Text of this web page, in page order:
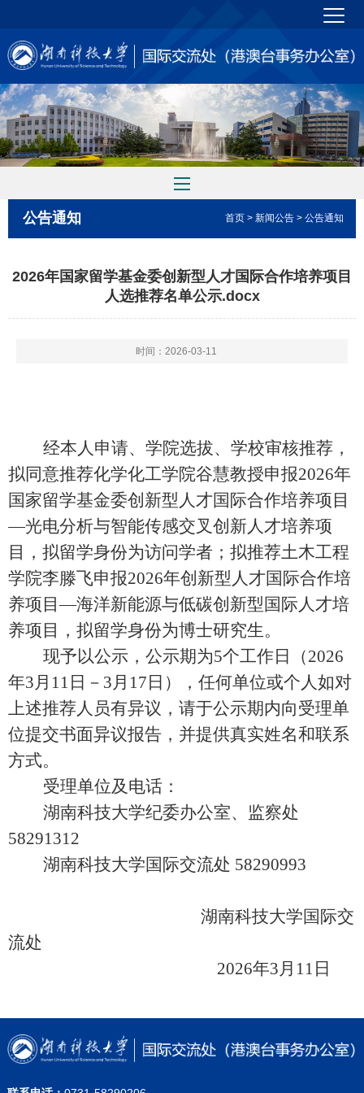
公告通知 首页 > 新闻公告 > 公告通知
2026年国家留学基金委创新型人才国际合作培养项目
人选推荐名单公示.docx
时间：2026-03-11
经本人申请、 学院选拔、学校审核推荐，
拟同意推荐化学化工学院谷慧教授申报2026年
国家留学基金委创新型人才国际合作培养项目
—光电分析与智能传感交叉创新人才培养项
目，拟留学身份为访问学者；拟推荐土木工程
学院李滕飞申报2026年创新型人才国际合作培
养项目—海洋新能源与低碳创新型国际人才培
养项目，拟留学身份为博士研究生。
现予以公示，公示期为5个工作日（2026
年3月 11 日－ 3月 17 日），任何单位或个人如对
上述推荐人员有异议，请于公示期内向受理单
位提交书面异议报告，并提供真实姓名和联系
方式。
受理单位及电话：
湖南科技大学纪委办公室、监察处
58291312
湖南科技大学国际交流处 58290993
湖南科技大学国际交
流处
2026年3月 11 日